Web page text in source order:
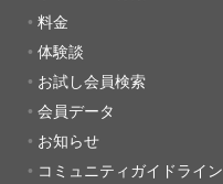
料金
体験談
お試し会員検索
会員データ
お知らせ
コミュニティガイドライン